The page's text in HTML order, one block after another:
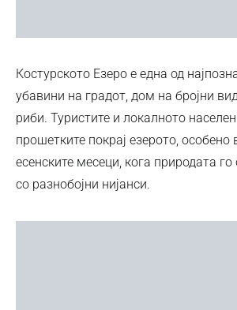
Костурското Езеро е една од
убавини на градот, дом на бројни
риби. Туристите и локалното
прошетките покрај езерото, особено
есенските месеци, кога природата го
со разнобојни нијанси.